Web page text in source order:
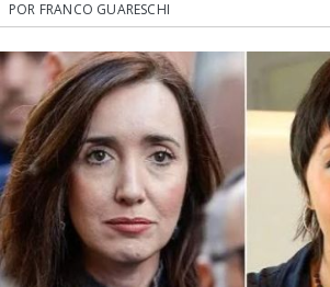
POR FRANCO GUARESCHI